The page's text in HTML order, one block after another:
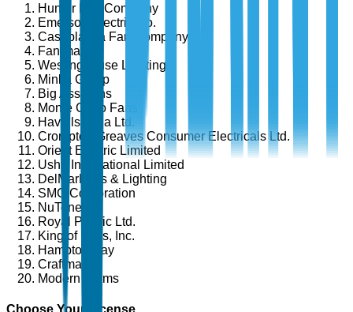
Hunter Fan Company
Emerson Electric Co.
Casablanca Fan Company
Fanimation
Westinghouse Lighting
Minka Group
Big Ass Fans
Monte Carlo Fans
Havells India Ltd.
Crompton Greaves Consumer Electricals Ltd.
Orient Electric Limited
Usha International Limited
DelMarFans & Lighting
SMC Corporation
NuTone
Royal Pacific Ltd.
King of Fans, Inc.
Hampton Bay
Craftmade
Modern Forms
Choose Your License